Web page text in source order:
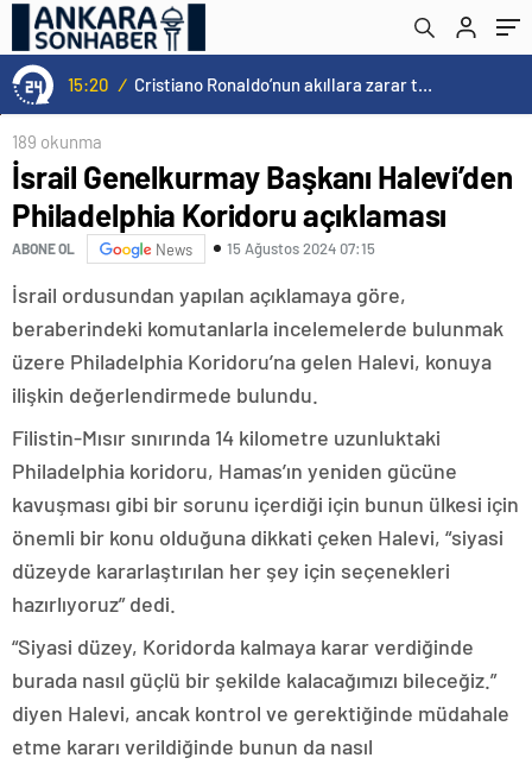
15:20 / Cristiano Ronaldo’nun akıllara zarar tüm kariyerinin istatistiğini çıkardık !
189 okunma
İsrail Genelkurmay Başkanı Halevi’den
Philadelphia Koridoru açıklaması
ABONE OL News 15 Ağustos 2024 07:15
İsrail ordusundan yapılan açıklamaya göre,
beraberindeki komutanlarla incelemelerde bulunmak
üzere Philadelphia Koridoru’na gelen Halevi, konuya
ilişkin değerlendirmede bulundu.
Filistin-Mısır sınırında 14 kilometre uzunluktaki
Philadelphia koridoru, Hamas’ın yeniden gücüne
kavuşması gibi bir sorunu içerdiği için bunun ülkesi için
önemli bir konu olduğuna dikkati çeken Halevi, “siyasi
düzeyde kararlaştırılan her şey için seçenekleri
hazırlıyoruz” dedi.
“Siyasi düzey, Koridorda kalmaya karar verdiğinde
burada nasıl güçlü bir şekilde kalacağımızı bileceğiz.”
diyen Halevi, ancak kontrol ve gerektiğinde müdahale
etme kararı verildiğinde bunun da nasıl